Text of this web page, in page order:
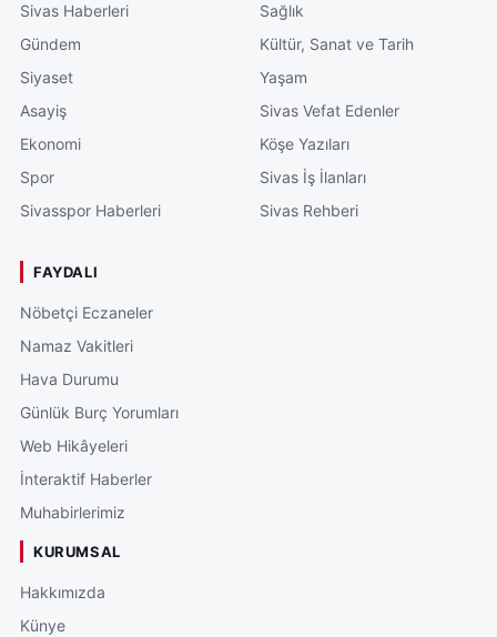
Sivas Haberleri
Gündem
Siyaset
Asayiş
Ekonomi
Spor
Sivasspor Haberleri
Sağlık
Kültür, Sanat ve Tarih
Yaşam
Sivas Vefat Edenler
Köşe Yazıları
Sivas İş İlanları
Sivas Rehberi
FAYDALI
Nöbetçi Eczaneler
Namaz Vakitleri
Hava Durumu
Günlük Burç Yorumları
Web Hikâyeleri
İnteraktif Haberler
Muhabirlerimiz
KURUMSAL
Hakkımızda
Künye